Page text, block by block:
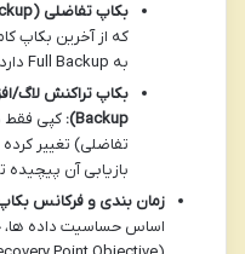
بکاپ تفاضلی (Differential Backup):
که از آخرین بکاپ
به Full Backup دارد.
Backup):
کپی فقط
تفاضلی) تغییر
بازیابی آن پیچیده
زمان بندی و فرکانس